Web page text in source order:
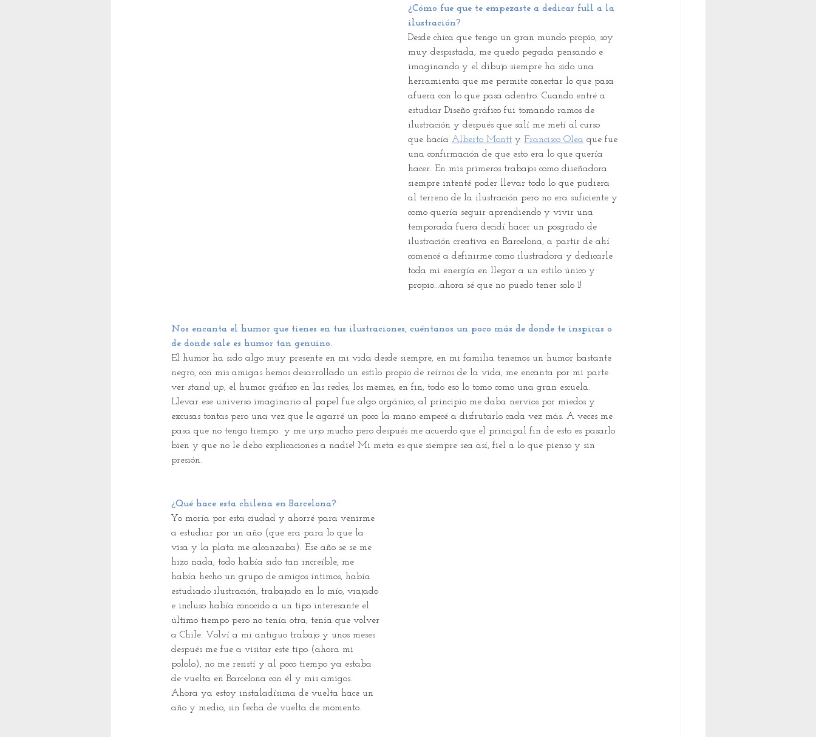
¿Cómo fue que te empezaste a dedicar full a la
ilustración?
Desde chica que tengo un gran mundo propio, soy
muy despistada, me quedo pegada pensando e
imaginando y el dibujo siempre ha sido una
herramienta que me permite conectar lo que pasa
afuera con lo que pasa adentro. Cuando entré a
estudiar Diseño gráfico fui tomando ramos de
ilustración y después que salí me metí al curso
que hacía Alberto Montt y Francisco Olea que fue
una confirmación de que esto era lo que quería
hacer. En mis primeros trabajos como diseñadora
siempre intenté poder llevar todo lo que pudiera
al terreno de la ilustración pero no era suficiente y
como quería seguir aprendiendo y vivir una
temporada fuera decidí hacer un posgrado de
ilustración creativa en Barcelona, a partir de ahí
comencé a definirme como ilustradora y dedicarle
toda mi energía en llegar a un estilo único y
propio...ahora sé que no puedo tener solo 1!
Nos encanta el humor que tienes en tus ilustraciones, cuéntanos un poco más de donde te inspiras o
de donde sale es humor tan genuino.
El humor ha sido algo muy presente en mi vida desde siempre, en mi familia tenemos un humor bastante
negro, con mis amigas hemos desarrollado un estilo propio de reírnos de la vida, me encanta por mi parte
ver stand up, el humor gráfico en las redes, los memes, en fin, todo eso lo tomo como una gran escuela.
Llevar ese universo imaginario al papel fue algo orgánico, al principio me daba nervios por miedos y
excusas tontas pero una vez que le agarré un poco la mano empecé a disfrutarlo cada vez más. A veces me
pasa que no tengo tiempo  y me urjo mucho pero después me acuerdo que el principal fin de esto es pasarlo
bien y que no le debo explicaciones a nadie! Mi meta es que siempre sea así, fiel a lo que pienso y sin
presión.
¿Qué hace esta chilena en Barcelona?
Yo moría por esta ciudad y ahorré para venirme
a estudiar por un año (que era para lo que la
visa y la plata me alcanzaba). Ese año se se me
hizo nada, todo había sido tan increíble, me
había hecho un grupo de amigos íntimos, había
estudiado ilustración, trabajado en lo mío, viajado
e incluso había conocido a un tipo interesante el
último tiempo pero no tenía otra, tenía que volver
a Chile. Volví a mi antiguo trabajo y unos meses
después me fue a visitar este tipo (ahora mi
pololo), no me resistí y al poco tiempo ya estaba
de vuelta en Barcelona con él y mis amigos.
Ahora ya estoy instaladísima de vuelta hace un
año y medio, sin fecha de vuelta de momento.